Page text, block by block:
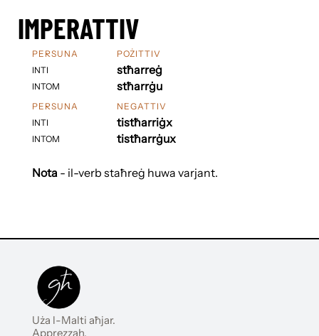
IMPERATTIV
PERSUNA
INTI
INTOM
POŻITTIV
stħarreġ
stħarrġu
PERSUNA
INTI
INTOM
NEGATTIV
tistħarriġx
tistħarrġux
Nota- il-verb staħreġ huwa varjant.
Uża l-Malti aħjar.
Apprezzah.